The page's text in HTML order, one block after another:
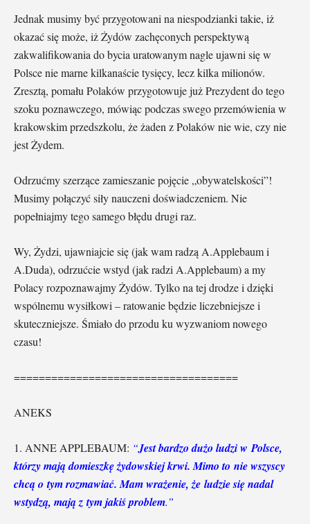
Jednak musimy być przygotowani na niespodzianki takie, iż
okazać się może, iż Żydów zachęconych perspektywą
zakwalifikowania do bycia uratowanym nagle ujawni się w
Polsce nie marne kilkanaście tysięcy, lecz kilka milionów.
Zresztą, pomału Polaków przygotowuje już Prezydent do tego
szoku poznawczego, mówiąc podczas swego przemówienia w
krakowskim przedszkolu, że żaden z Polaków nie wie, czy nie
jest Żydem.
Odrzućmy szerzące zamieszanie pojęcie „obywatelskości”!
Musimy połączyć siły nauczeni doświadczeniem. Nie
popełniajmy tego samego błędu drugi raz.
Wy, Żydzi, ujawniajcie się (jak wam radzą A.Applebaum i
A.Duda), odrzućcie wstyd (jak radzi A.Applebaum) a my
Polacy rozpoznawajmy Żydów. Tylko na tej drodze i dzięki
wspólnemu wysiłkowi – ratowanie będzie liczebniejsze i
skuteczniejsze. Śmiało do przodu ku wyzwaniom nowego
czasu!
====================================
ANEKS
1. ANNE APPLEBAUM: “Jest bardzo dużo ludzi w Polsce,
którzy mają domieszkę żydowskiej krwi. Mimo to nie wszyscy
chcą o tym rozmawiać. Mam wrażenie, że ludzie się nadal
wstydzą, mają z tym jakiś problem.”